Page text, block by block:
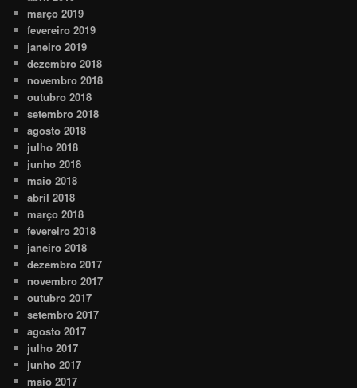
março 2019
fevereiro 2019
janeiro 2019
dezembro 2018
novembro 2018
outubro 2018
setembro 2018
agosto 2018
julho 2018
junho 2018
maio 2018
abril 2018
março 2018
fevereiro 2018
janeiro 2018
dezembro 2017
novembro 2017
outubro 2017
setembro 2017
agosto 2017
julho 2017
junho 2017
maio 2017